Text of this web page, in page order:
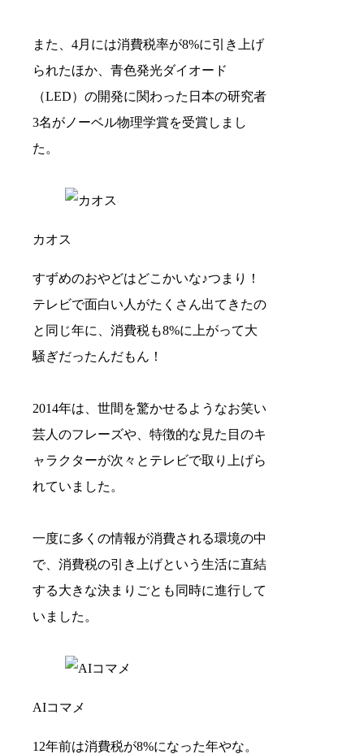
また、4月には消費税率が8%に引き上げ
られたほか、青色発光ダイオード
（LED）の開発に関わった日本の研究者
3名がノーベル物理学賞を受賞しまし
た。
カオス
すずめのおやどはどこかいな♪つまり！
テレビで面白い人がたくさん出てきたの
と同じ年に、消費税も8%に上がって大
騒ぎだったんだもん！
2014年は、世間を驚かせるようなお笑い
芸人のフレーズや、特徴的な見た目のキ
ャラクターが次々とテレビで取り上げら
れていました。
一度に多くの情報が消費される環境の中
で、消費税の引き上げという生活に直結
する大きな決まりごとも同時に進行して
いました。
AIコマメ
12年前は消費税が8%になった年やな。